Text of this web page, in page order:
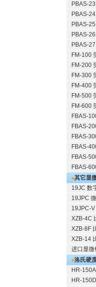
PBAS-
PBAS-
PBAS-
PBAS-
PBAS-
FM-100
FM-200
FM-300
FM-400
FM-500
FM-600
FBAS-
FBAS-
FBAS-
FBAS-
FBAS-
FBAS-
其它显
19JC 数
19JPC
19JPC-
XZB-4C
XZB-8F
XZB-14
进口显微
洛氏硬
HR-
HR-